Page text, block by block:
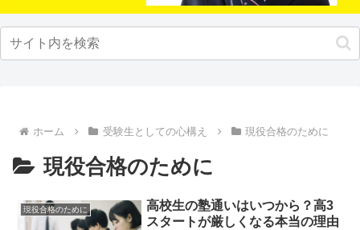
ホーム 受験生としての心構え 現役合格のために
現役合格のために
現役合格のために
高校生の塾通いはいつから？高3
スタートが厳しくなる本当の理由